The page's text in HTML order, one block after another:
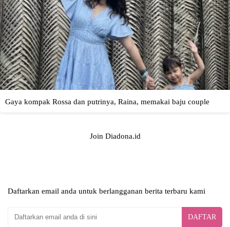
Join Diadona.id
Daftarkan email anda untuk berlangganan berita terbaru kami
DAFTAR